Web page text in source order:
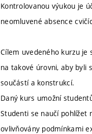
Kontrolovanou výukou je
neomluvené absence
Cílem uvedeného kurzu
na takové úrovni, aby byli
součástí a konstrukcí.
Daný kurs umožní
Studenti se naučí pohlížet
ovlivňovány podmínkami